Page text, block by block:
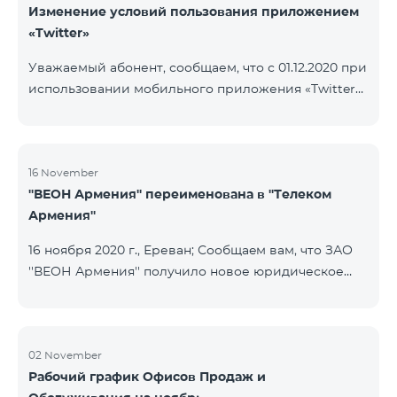
Изменение условий пользования приложением
«Twitter»
Уважаемый абонент, сообщаем, что с 01.12.2020 при
использовании мобильного приложения «Twitter»
с данного остатка․ После исчерпания которого
дальнейшая тарификация будет осуществляться
согласно условиям вашего тарифного плана.
16 November
''ВЕОН Армения'' переименована в ''Телеком
Армения''
16 ноября 2020 г., Ереван; Сообщаeм вам, что ЗАО
''ВЕОН Армения'' получило новое юридическое
2020 года. Внесенное изменение никоим образом
не повлияет на права, обязанности и услуги,
02 November
Рабочий график Офисов Продаж и